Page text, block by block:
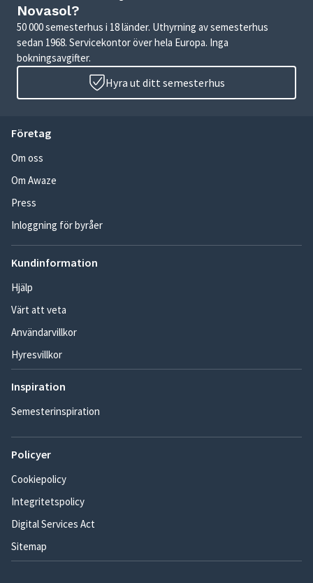
Novasol?
50 000 semesterhus i 18 länder. Uthyrning av semesterhus
sedan 1968. Servicekontor över hela Europa. Inga
bokningsavgifter.
Hyra ut ditt semesterhus
Företag
Om oss
Om Awaze
Press
Inloggning för byråer
Kundinformation
Hjälp
Värt att veta
Användarvillkor
Hyresvillkor
Inspiration
Semesterinspiration
Policyer
Cookiepolicy
Integritetspolicy
Digital Services Act
Sitemap